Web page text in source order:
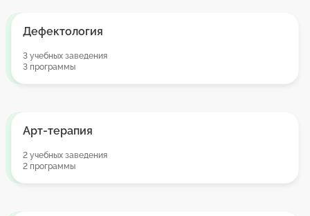
Дефектология
3 учебных заведения
3 программы
Арт-терапия
2 учебных заведения
2 программы